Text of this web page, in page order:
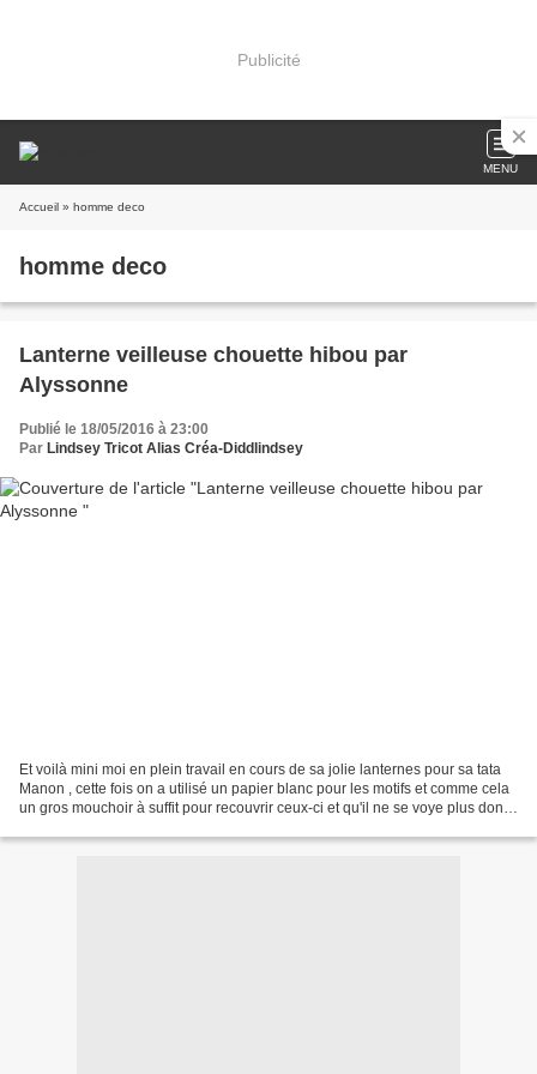
Publicité
MENU
Accueil » homme deco
homme deco
Lanterne veilleuse chouette hibou par
Alyssonne
Publié le 18/05/2016 à 23:00
Par Lindsey Tricot Alias Créa-Diddlindsey
Et voilà mini moi en plein travail en cours de sa jolie lanternes pour sa tata
Manon , cette fois on a utilisé un papier blanc pour les motifs et comme cela
un gros mouchoir à suffit pour recouvrir ceux-ci et qu'il ne se voye plus donc